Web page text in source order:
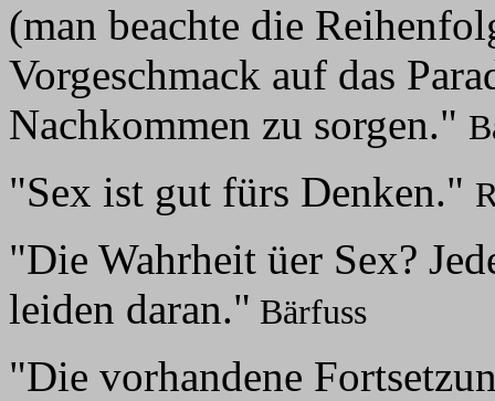
(man beachte die
Vorgeschmack auf das
Nachkommen zu sorgen."
"Sex ist gut fürs Denken."
"Die Wahrheit üer Sex?
leiden daran." Bärfuss
"Die vorhandene